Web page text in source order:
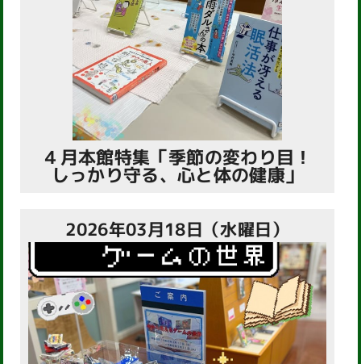
４月本館特集「季節の変わり目！
しっかり守る、心と体の健康」
2026年03月18日（水曜日）